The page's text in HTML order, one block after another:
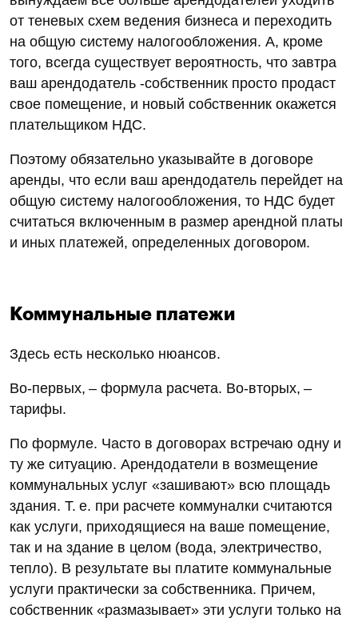
от теневых схем ведения бизнеса и переходить
на общую систему налогообложения. А, кроме
того, всегда существует вероятность, что завтра
ваш арендодатель -собственник просто продаст
свое помещение, и новый собственник окажется
плательщиком НДС.
Поэтому обязательно указывайте в договоре
аренды, что если ваш арендодатель перейдет на
общую систему налогообложения, то НДС будет
считаться включенным в размер арендной платы
и иных платежей, определенных договором.
Коммунальные платежи
Здесь есть несколько нюансов.
Во‑первых, – формула расчета. Во‑вторых, –
тарифы.
По формуле. Часто в договорах встречаю одну и
ту же ситуацию. Арендодатели в возмещение
коммунальных услуг «зашивают» всю площадь
здания. Т. е. при расчете коммуналки считаются
как услуги, приходящиеся на ваше помещение,
так и на здание в целом (вода, электричество,
тепло). В результате вы платите коммунальные
услуги практически за собственника. Причем,
собственник «размазывает» эти услуги только на